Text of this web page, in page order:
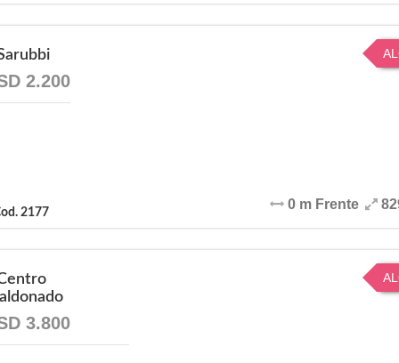
2.200
2177
0 m Frente
3.800